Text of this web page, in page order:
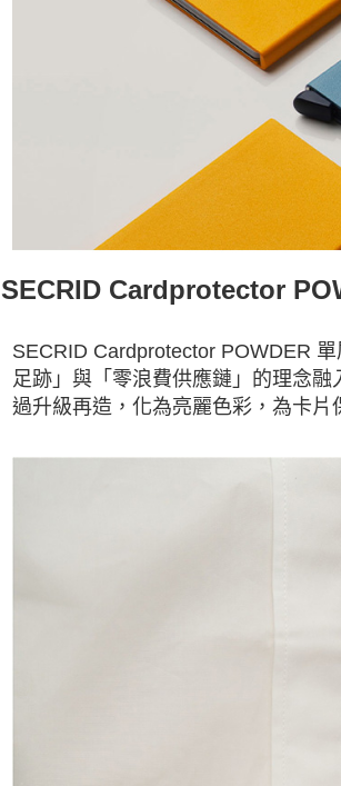
SECRID Cardprotector
SECRID Cardprotector POWDER
足跡」與「零浪費供應鏈」的理念
過升級再造，化為亮麗色彩，為卡片